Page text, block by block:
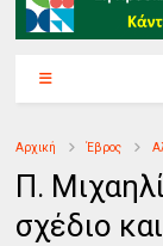
Αρχική Έβρος
Π.
σχέδιο